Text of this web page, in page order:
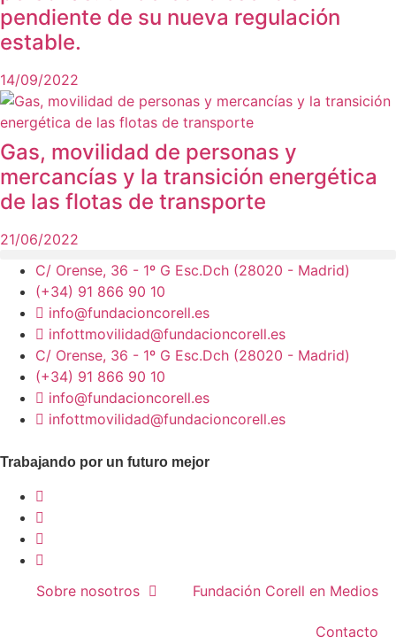
pendiente de su nueva regulación
estable.
14/09/2022
Gas, movilidad de personas y
mercancías y la transición energética
de las flotas de transporte
21/06/2022
C/ Orense, 36 - 1º G Esc.Dch (28020 - Madrid)
(+34) 91 866 90 10
info@fundacioncorell.es
infottmovilidad@fundacioncorell.es
C/ Orense, 36 - 1º G Esc.Dch (28020 - Madrid)
(+34) 91 866 90 10
info@fundacioncorell.es
infottmovilidad@fundacioncorell.es
Trabajando por un futuro mejor
Sobre nosotros Fundación Corell en Medios
Contacto